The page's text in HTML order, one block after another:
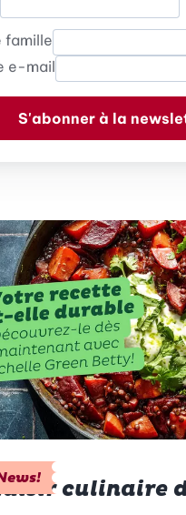
famille
e-mail
S'abonner à la
culinaire